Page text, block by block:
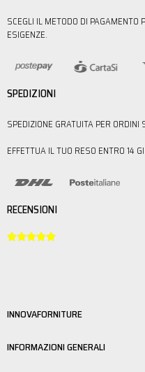
SCEGLI IL METODO DI PAGAMENTO
ESIGENZE.
SPEDIZIONI
SPEDIZIONE GRATUITA PER ORDINI
EFFETTUA IL TUO RESO ENTRO 14
RECENSIONI

INNOVAFORNITURE
INFORMAZIONI GENERALI